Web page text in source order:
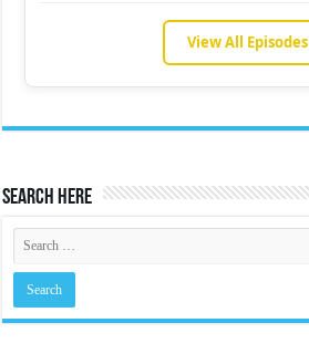
View All Episodes
Search Here